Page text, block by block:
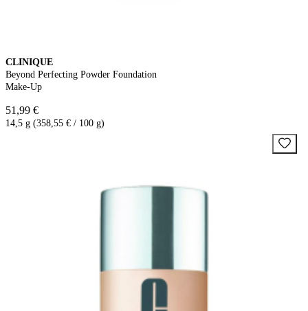
CLINIQUE
Beyond Perfecting Powder Foundation
Make-Up
51,99 €
14,5 g (358,55 € / 100 g)